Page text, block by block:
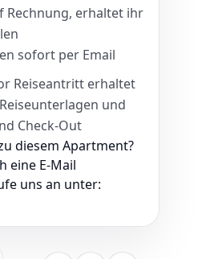
Rechnung, erhaltet ihr
sofort per Email
Reiseantritt erhaltet
und
Check-Out
diesem Apartment?
eine E-Mail
uns an unter: